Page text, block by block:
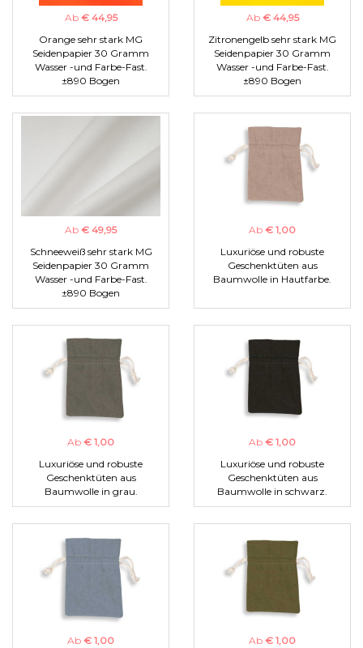
Ab € 44,95
Orange sehr stark MG
Seidenpapier 30 Gramm
Wasser -und Farbe-Fast.
±890 Bogen
Ab € 44,95
Zitronengelb sehr stark MG
Seidenpapier 30 Gramm
Wasser -und Farbe-Fast.
±890 Bogen
Ab € 49,95
Schneeweiß sehr stark MG
Seidenpapier 30 Gramm
Wasser -und Farbe-Fast.
±890 Bogen
Ab € 1,00
Luxuriöse und robuste
Geschenktüten aus
Baumwolle in Hautfarbe.
Ab € 1,00
Luxuriöse und robuste
Geschenktüten aus
Baumwolle in grau.
Ab € 1,00
Luxuriöse und robuste
Geschenktüten aus
Baumwolle in schwarz.
Ab € 1,00
Ab € 1,00